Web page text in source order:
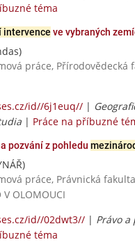
téma
intervence ve vybraných
práce, Přírodovědecká
id//6j1euq// |
| Práce na příbuzné
pozvání z pohledu
práce, Právnická
V OLOMOUCI
id//02dwt3// | Právo a
téma